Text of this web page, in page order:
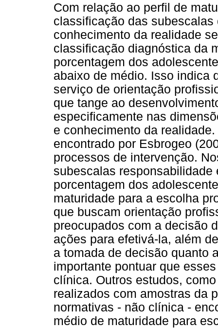
Com relação ao perfil de
classificação das
conhecimento da realidade
classificação diagnóstica da
porcentagem dos
abaixo de médio. Isso indica
serviço de orientação
que tange ao
especificamente nas
e conhecimento da
encontrado por Esbrogeo
processos de intervenção.
subescalas
porcentagem dos
maturidade para a escolha
que buscam orientação
preocupados com a decisão
ações para efetivá-la, além
a tomada de decisão quanto
importante pontuar que
clínica. Outros estudos,
realizados com amostras da
normativas - não clínica -
médio de maturidade para